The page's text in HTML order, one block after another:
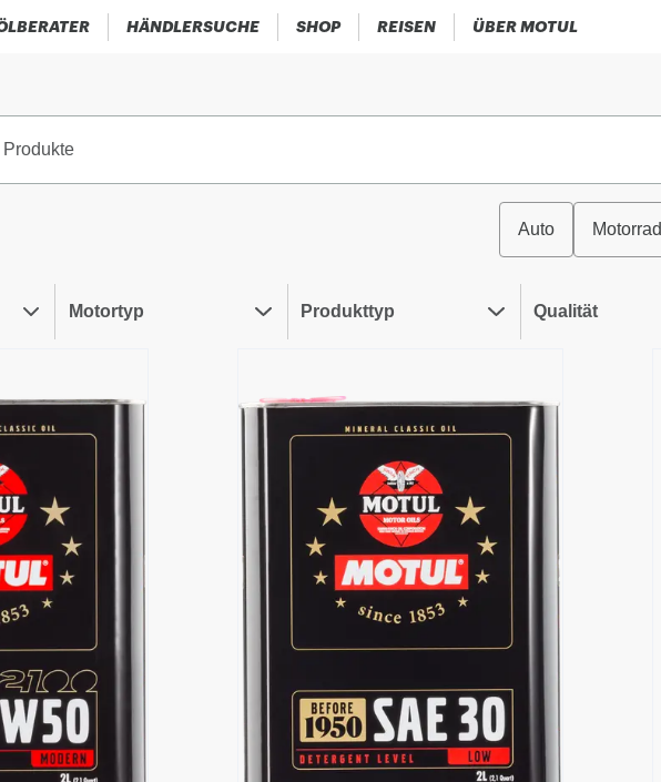
HÄNDLERSUCHE SHOP REISEN ÜBER MOTUL
Auto Motorrad
Motortyp Produkttyp Qualität